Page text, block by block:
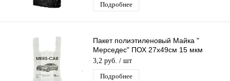
Подробнее
Пакет полиэтиленовый Майка "
Мерседес" ПОХ 27х49см 15 мкм
(10гр) /100шт/1000 шт*меш
3,2 руб. / шт
Подробнее